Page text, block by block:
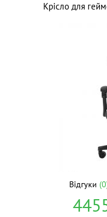
Крісло для
Відгуки